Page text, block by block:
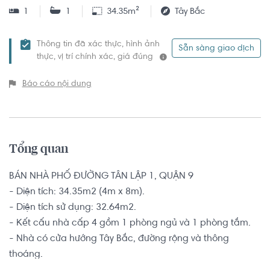
1 1 34.35m² Tây Bắc
Thông tin đã xác thực, hình ảnh
thực, vị trí chính xác, giá đúng
Sẵn sàng giao dịch
Báo cáo nội dung
Tổng quan
BÁN NHÀ PHỐ ĐƯỜNG TÂN LẬP 1, QUẬN 9
- Diện tích: 34.35m2 (4m x 8m).
- Diện tích sử dụng: 32.64m2.
- Kết cấu nhà cấp 4 gồm 1 phòng ngủ và 1 phòng tắm.
- Nhà có cửa hướng Tây Bắc, đường rộng và thông
thoáng.